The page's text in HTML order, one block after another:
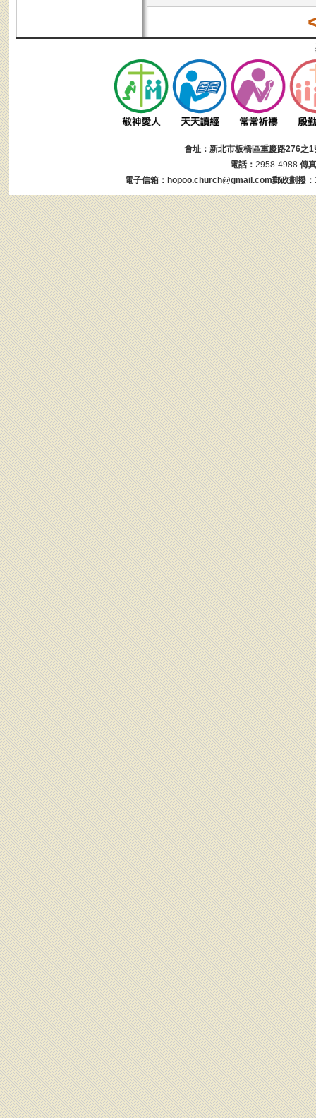
會址： 新北市板橋區重慶路276之1
電話： 2958-4988 傳
電子信箱： hopoo.church@gmail.com郵政劃撥：